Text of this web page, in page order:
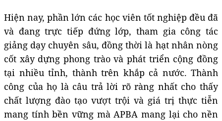
Hiện nay, phần lớn các học viên tốt nghiệp đều đã
và đang trực tiếp đứng lớp, tham gia công tác
giảng dạy chuyên sâu, đồng thời là hạt nhân nòng
cốt xây dựng phong trào và phát triển cộng đồng
tại nhiều tỉnh, thành trên khắp cả nước. Thành
công của họ là câu trả lời rõ ràng nhất cho thấy
chất lượng đào tạo vượt trội và giá trị thực tiễn
mang tính bền vững mà APBA mang lại cho nền